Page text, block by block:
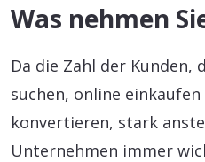
Was nehmen
Da die Zahl der Kunden,
suchen, online
konvertieren, stark
Unternehmen immer